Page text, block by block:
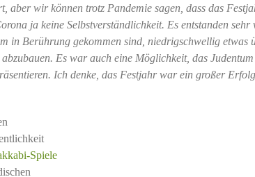
aber wir können trotz Pandemie sagen, dass das
ja keine Selbstverständlichkeit. Es entstanden sehr
in Berührung gekommen sind, niedrigschwellig etwas
Es war auch eine Möglichkeit, das Judentum
Ich denke, das Festjahr war ein großer
Spiele